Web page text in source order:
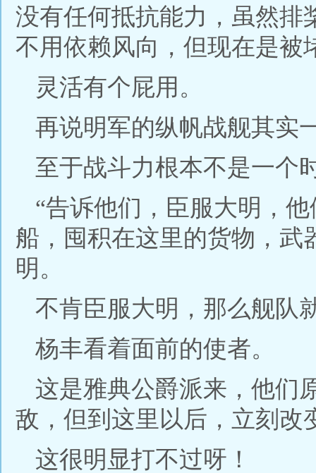
没有任何抵抗能力，虽然排
不用依赖风向，但现在是被
灵活有个屁用。
再说明军的纵帆战舰其实
至于战斗力根本不是一个
“告诉他们，臣服大明，
船，囤积在这里的货物，武
明。
不肯臣服大明，那么舰队
杨丰看着面前的使者。
这是雅典公爵派来，他们
敌，但到这里以后，立刻
这很明显打不过呀！